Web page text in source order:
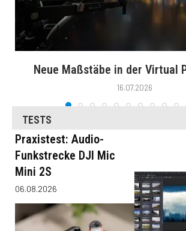
Neue Maßstäbe in der Virtual
16.07.2026
TESTS
Praxistest: Audio-
Funkstrecke DJI Mic
Mini 2S
06.08.2026